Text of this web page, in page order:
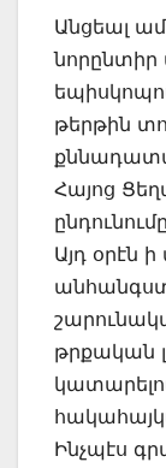
Անցեալ
թերթին
Հայոց
Այդ օրէն
թրքական
Ինչպէս